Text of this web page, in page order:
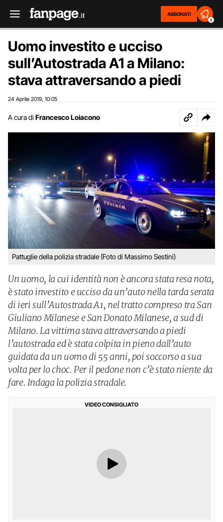
ABBONATI
2
Uomo investito e ucciso
sull’Autostrada A1 a Milano:
stava attraversando a piedi
24 Aprile 2019 10:05
A cura di Francesco Loiacono
Pattuglie della polizia stradale (Foto di Massimo Sestini)
Un uomo, la cui identità non è ancora stata resa nota,
è stato investito e ucciso da un’auto nella tarda serata
di ieri sull’Autostrada A1, nel tratto compreso tra San
Giuliano Milanese e San Donato Milanese, a sud di
Milano. La vittima stava attraversando a piedi
l’autostrada ed è stata colpita in pieno dall’auto
guidata da un uomo di 55 anni, poi soccorso a sua
volta per lo choc. Per il pedone non c’è stato niente da
fare. Indaga la polizia stradale.
VIDEO CONSIGLIATO